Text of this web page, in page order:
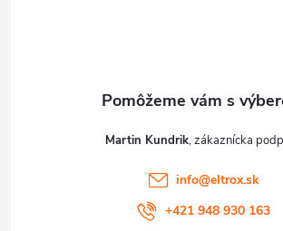
Martin Kundrik
info@eltrox.sk
+421 948 930 163